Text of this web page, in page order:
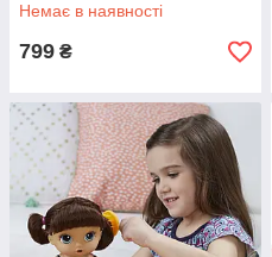
Немає в наявності
799 ₴